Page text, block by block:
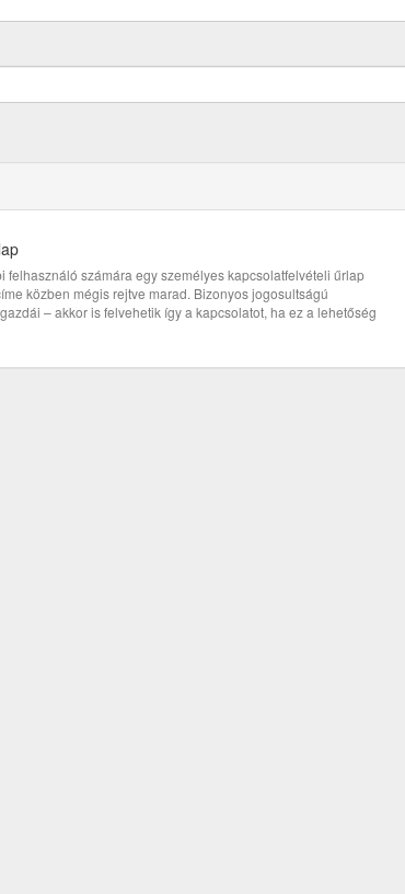
felhasználó számára egy személyes kapcsolatfelvételi űrlap
közben mégis rejtve marad. Bizonyos jogosultságú
– akkor is felvehetik így a kapcsolatot, ha ez a lehetőség